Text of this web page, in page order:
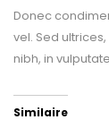
Donec
vel. Sed
nibh, in
Similaire